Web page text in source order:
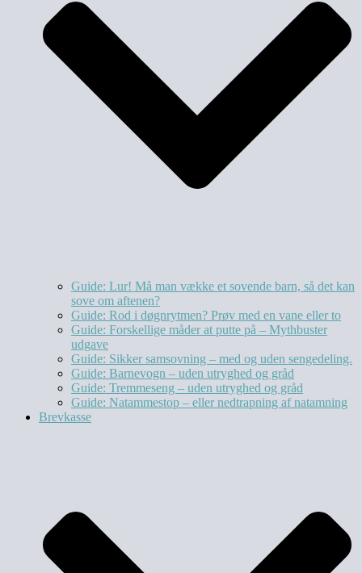
Guide: Lur! Må man vække et sovende barn, så det kan
sove om aftenen?
Guide: Rod i døgnrytmen? Prøv med en vane eller to
Guide: Forskellige måder at putte på – Mythbuster
udgave
Guide: Sikker samsovning – med og uden sengedeling.
Guide: Barnevogn – uden utryghed og gråd
Guide: Tremmeseng – uden utryghed og gråd
Guide: Natammestop – eller nedtrapning af natamning
Brevkasse